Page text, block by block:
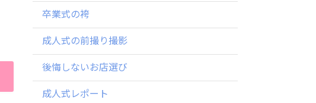
卒業式の袴
成人式の前撮り撮影
後悔しないお店選び
成人式レポート